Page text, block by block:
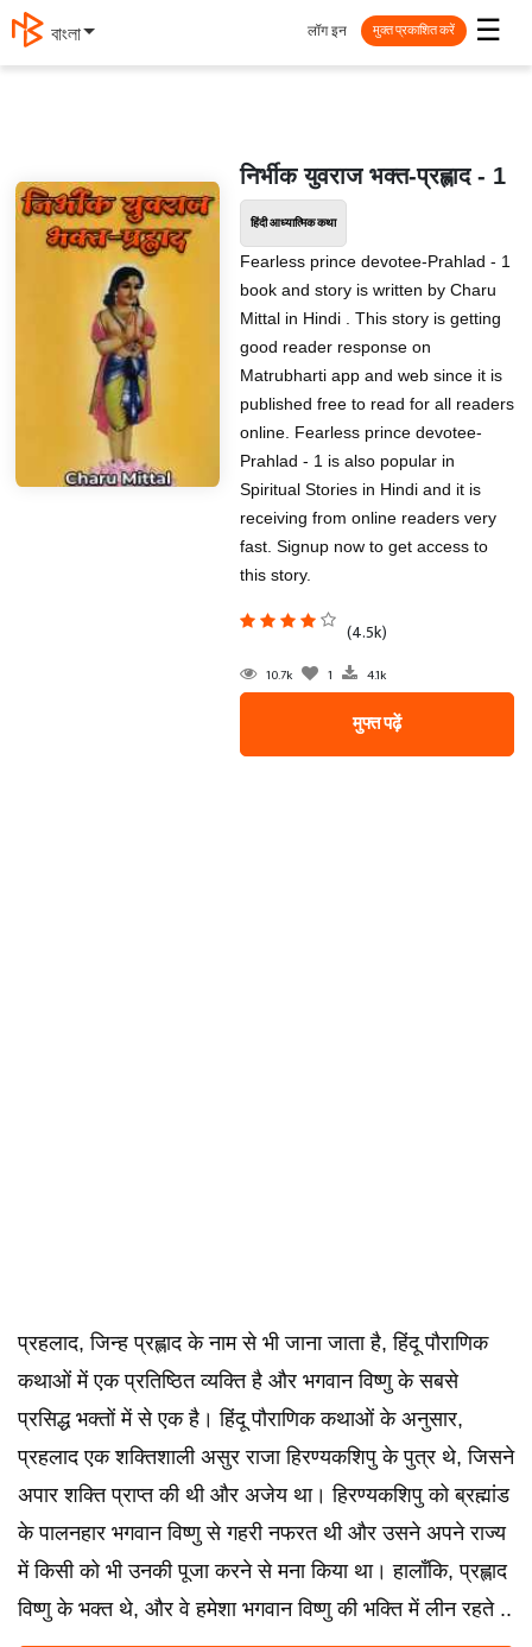
বাংলা ☰
लॉग इन मुक्त प्रकाशित करें
निर्भीक युवराज भक्त-प्रह्लाद - 1
हिंदी आध्यात्मिक कथा
Fearless prince devotee-Prahlad - 1
book and story is written by Charu
Mittal in Hindi . This story is getting
good reader response on
Matrubharti app and web since it is
published free to read for all readers
online. Fearless prince devotee-
Prahlad - 1 is also popular in
Spiritual Stories in Hindi and it is
receiving from online readers very
fast. Signup now to get access to
this story.
(4.5k)
10.7k 1 4.1k
मुफ्त पढ़ें
प्रहलाद, जिन्ह प्रह्लाद के नाम से भी जाना जाता है, हिंदू पौराणिक
कथाओं में एक प्रतिष्ठित व्यक्ति है और भगवान विष्णु के सबसे
प्रसिद्ध भक्तों में से एक है। हिंदू पौराणिक कथाओं के अनुसार,
प्रहलाद एक शक्तिशाली असुर राजा हिरण्यकशिपु के पुत्र थे, जिसने
अपार शक्ति प्राप्त की थी और अजेय था। हिरण्यकशिपु को ब्रह्मांड
के पालनहार भगवान विष्णु से गहरी नफरत थी और उसने अपने राज्य
में किसी को भी उनकी पूजा करने से मना किया था। हालाँकि, प्रह्लाद
विष्णु के भक्त थे, और वे हमेशा भगवान विष्णु की भक्ति में लीन रहते ..